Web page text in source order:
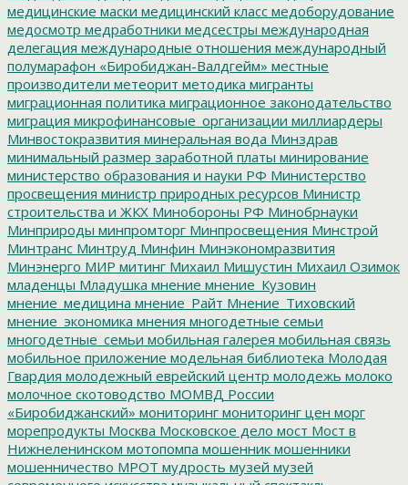
медицинские маски медицинский класс медоборудование
медосмотр медработники медсестры международная
делегация международные отношения международный
полумарафон «Биробиджан-Валдгейм» местные
производители метеорит методика мигранты
миграционная политика миграционное законодательство
миграция микрофинансовые_организации миллиардеры
Минвостокразвития минеральная вода Минздрав
минимальный размер заработной платы минирование
министерство образования и науки РФ Министерство
просвещения министр природных ресурсов Министр
строительства и ЖКХ Минобороны РФ Минобрнауки
Минприроды минпромторг Минпросвещения Минстрой
Минтранс Минтруд Минфин Минэкономразвития
Минэнерго МИР митинг Михаил Мишустин Михаил Озимок
младенцы Младушка мнение мнение_Кузовин
мнение_медицина мнение_Райт Мнение_Тиховский
мнение_экономика мнения многодетные семьи
многодетные_семьи мобильная галерея мобильная связь
мобильное приложение модельная библиотека Молодая
Гвардия молодежный еврейский центр молодежь молоко
молочное скотоводство МОМВД России
«Биробиджанский» мониторинг мониторинг цен морг
морепродукты Москва Московское дело мост Мост в
Нижнеленинском мотопомпа мошенник мошенники
мошенничество МРОТ мудрость музей музей